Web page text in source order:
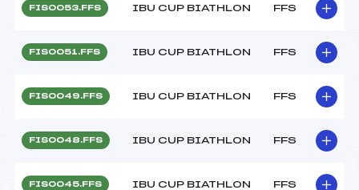
FIS0053.FFS IBU CUP BIATHLON FFS
FIS0051.FFS IBU CUP BIATHLON FFS
FIS0049.FFS IBU CUP BIATHLON FFS
FIS0048.FFS IBU CUP BIATHLON FFS
FIS0045.FFS IBU CUP BIATHLON FFS